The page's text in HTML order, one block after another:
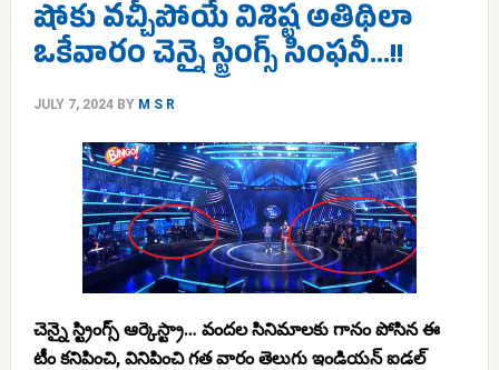
షోకు వచ్చీపోయే విశిష్ట అతిథిలా
ఒకేవారం చెన్నై స్ట్రింగ్స్ సింఫనీ…!!
JULY 7, 2024BY M S R
చెన్నై స్ట్రింగ్స్ ఆర్కెస్ట్రా… వందల సినిమాలకు గానం పోసిన ఈ
టీం కనిపించి, వినిపించి గత వారం తెలుగు ఇండియన్ ఐడల్